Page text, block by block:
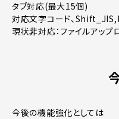
タブ対応(最大15個)
対応文字コード、
現状非対応：ファイルアッ
今後の機能強化としては